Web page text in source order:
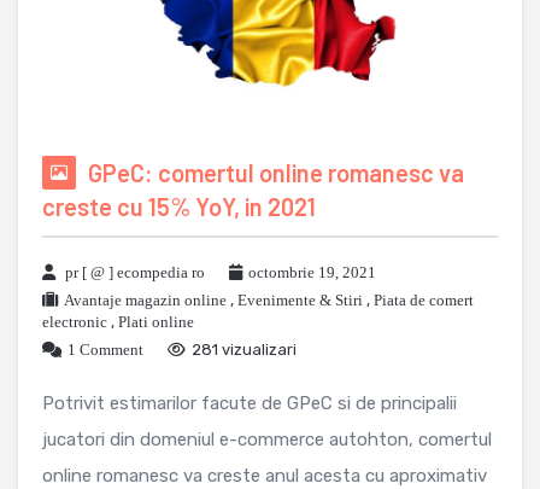
GPeC: comertul online romanesc va
creste cu 15% YoY, in 2021
pr [ @ ] ecompedia ro
octombrie 19, 2021
Avantaje magazin online , Evenimente & Stiri , Piata de comert
electronic , Plati online
1 Comment
281 vizualizari
Potrivit estimarilor facute de GPeC si de principalii
jucatori din domeniul e-commerce autohton, comertul
online romanesc va creste anul acesta cu aproximativ